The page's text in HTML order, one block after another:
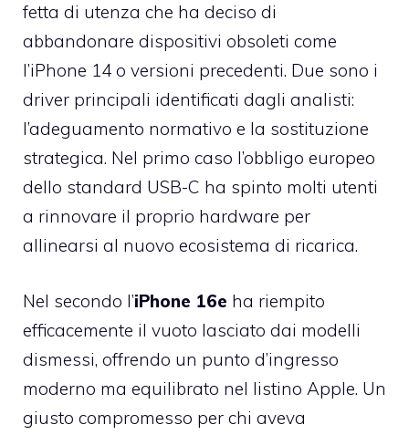
fetta di utenza che ha deciso di
abbandonare dispositivi obsoleti come
l’iPhone 14 o versioni precedenti. Due sono i
driver principali identificati dagli analisti:
l’adeguamento normativo e la sostituzione
strategica. Nel primo caso l’obbligo europeo
dello standard USB-C ha spinto molti utenti
a rinnovare il proprio hardware per
allinearsi al nuovo ecosistema di ricarica.
Nel secondo l’iPhone 16e ha riempito
efficacemente il vuoto lasciato dai modelli
dismessi, offrendo un punto d’ingresso
moderno ma equilibrato nel listino Apple. Un
giusto compromesso per chi aveva